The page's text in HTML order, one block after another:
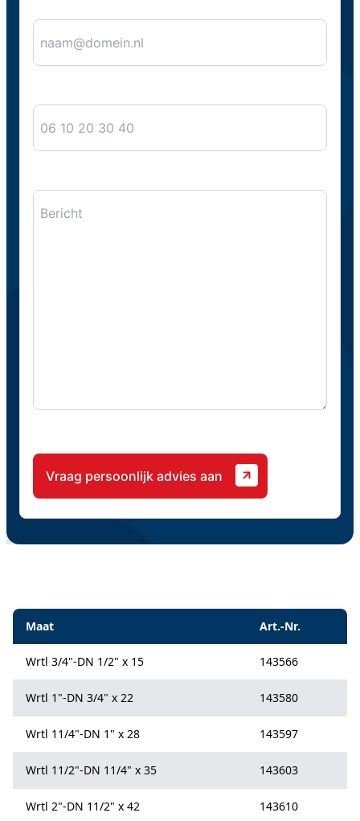
Specificaties
Maat Art.-Nr.
Wrtl 3/4"-DN 1/2" x 15 143566
Wrtl 1"-DN 3/4" x 22 143580
Wrtl 11/4"-DN 1" x 28 143597
Wrtl 11/2"-DN 11/4" x 35 143603
Wrtl 2"-DN 11/2" x 42 143610